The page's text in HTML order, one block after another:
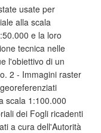
usate per
alla scala
e la loro
tecnica nelle
l'obiettivo di un
2 - Immagini raster
scala 1:100.000
dei Fogli ricadenti
a cura dell'Autorità